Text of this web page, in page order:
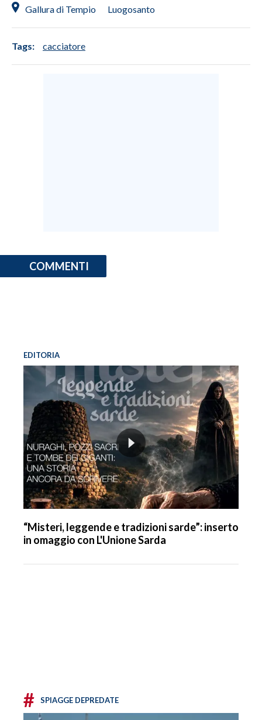
NECROLOGI
PUBBLICITÀ
SPIAGGE
STORE
Gallura di Tempio Luogosanto
Tags: cacciatore
COMMENTI
EDITORIA
“Misteri, leggende e tradizioni sarde”: inserto
in omaggio con L'Unione Sarda
# SPIAGGE DEPREDATE